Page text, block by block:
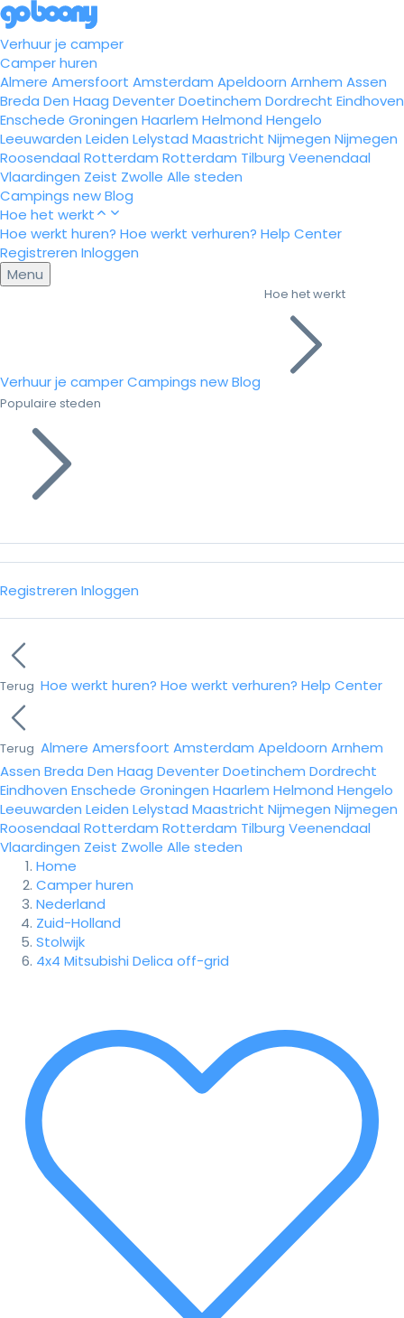
Verhuur je camper
Camper huren
Almere Amersfoort Amsterdam Apeldoorn Arnhem Assen
Breda Den Haag DeventerDoetinchem Dordrecht Eindhoven
Enschede Groningen Haarlem Helmond Hengelo
Leeuwarden Leiden Lelystad Maastricht Nijmegen Nijmegen
Roosendaal Rotterdam Rotterdam Tilburg Veenendaal
Vlaardingen Zeist Zwolle Alle steden
Campings newBlog
Hoe het werkt
Hoe werkt huren? Hoe werkt verhuren? Help Center
Registreren Inloggen
Menu
Verhuur je camperCampings newBlog
Hoe het werkt
Populaire steden
Registreren Inloggen
Terug Hoe werkt huren? Hoe werkt verhuren? Help Center
Terug Almere Amersfoort Amsterdam Apeldoorn Arnhem
Assen Breda Den Haag DeventerDoetinchem Dordrecht
Eindhoven Enschede Groningen Haarlem Helmond Hengelo
Leeuwarden Leiden Lelystad Maastricht Nijmegen Nijmegen
Roosendaal Rotterdam Rotterdam Tilburg Veenendaal
Vlaardingen Zeist Zwolle Alle steden
Home
Camper huren
Nederland
Zuid-Holland
Stolwijk
4x4 Mitsubishi Delica off-grid